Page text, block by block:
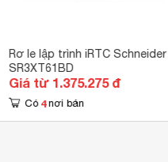
Rơ le lập trình iRTC Schneider
SR3XT61BD
Giá từ 1.375.275 đ
Có 4 nơi bán